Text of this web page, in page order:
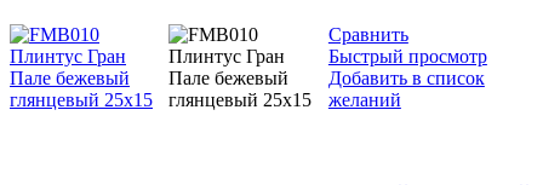
Сравнить
Быстрый просмотр
Добавить в список
желаний